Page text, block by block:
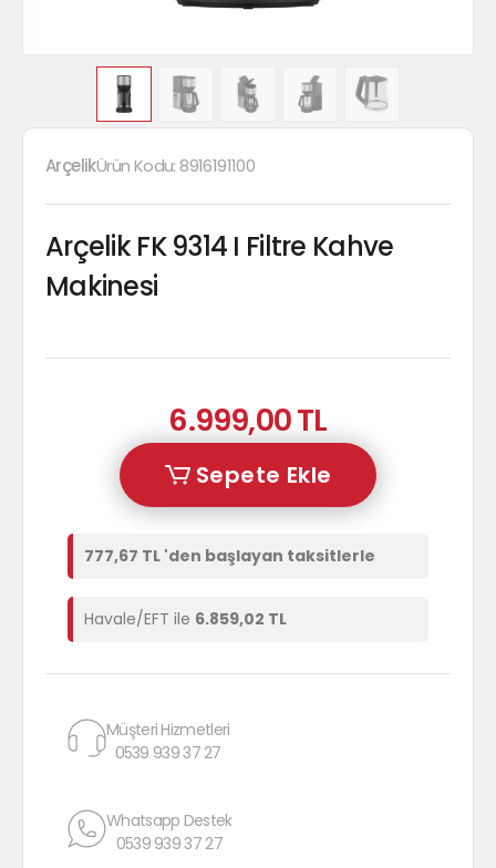
ArçelikÜrün Kodu: 8916191100
Arçelik FK 9314 I Filtre Kahve
Makinesi
6.999,00 TL
Sepete Ekle
777,67 TL 'den başlayan taksitlerle
Havale/EFT ile 6.859,02 TL
Müşteri Hizmetleri
0539 939 37 27
Whatsapp Destek
0539 939 37 27